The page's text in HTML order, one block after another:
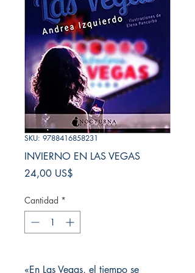
SKU: 9788416858231
INVIERNO EN LAS VEGAS
24,00 US$
Cantidad *
«En Las Vegas, el tiempo se